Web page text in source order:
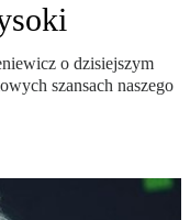
o dzisiejszym
szansach naszego